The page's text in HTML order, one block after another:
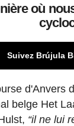
où
Suivez Brújula
d'Anvers
belge Het
“il ne lui